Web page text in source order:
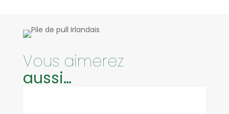
Vous aimerez
aussi…